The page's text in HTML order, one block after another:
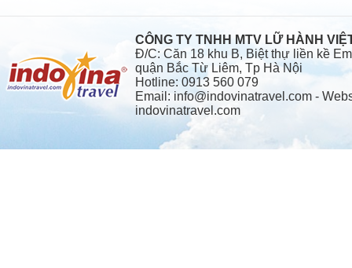
CÔNG TY TNHH MTV LỮ HÀNH
Đ/C: Căn 18 khu B, Biệt thự liền kề
quận Bắc Từ Liêm, Tp Hà Nội
Hotline: 0913 560 079
Email: info@indovinatravel.com -
indovinatravel.com